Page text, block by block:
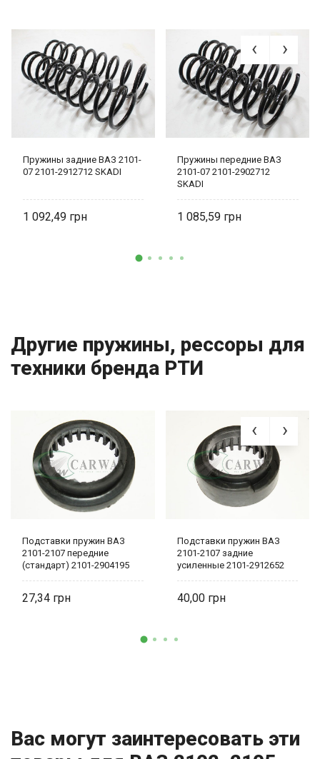
Пружины задние ВАЗ 2101-
07 2101-2912712 SKADI
1 092,49
Пружины передние ВАЗ
2101-07 2101-2902712
SKADI
1 085,59
Другие пружины, рессоры для
техники бренда РТИ
Подставки пружин ВАЗ
2101-2107 передние
(стандарт) 2101-2904195
27,34
Подставки пружин ВАЗ
2101-2107 задние
усиленные 2101-2912652
40,00
Вас могут заинтересовать эти